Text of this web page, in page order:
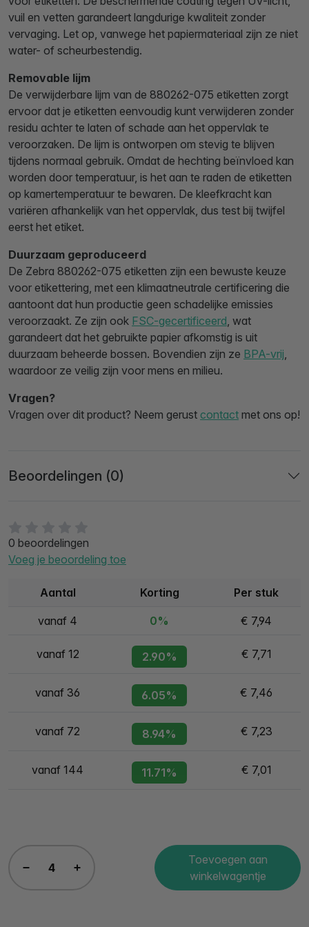
0 beoordelingen
Voeg je beoordeling toe
Aantal Korting Per stuk
vanaf 4 0% € 7,94
vanaf 12 2.90% € 7,71
vanaf 36 6.05% € 7,46
vanaf 72 8.94% € 7,23
vanaf 144 11.71% € 7,01
Toevoegen aan
winkelwagentje
vuil en vetten garandeert langdurige kwaliteit zonder
vervaging. Let op, vanwege het papiermateriaal zijn ze niet
water- of scheurbestendig.
Removable lijm
De verwijderbare lijm van de 880262-075 etiketten zorgt
ervoor dat je etiketten eenvoudig kunt verwijderen zonder
residu achter te laten of schade aan het oppervlak te
veroorzaken. De lijm is ontworpen om stevig te blijven
tijdens normaal gebruik. Omdat de hechting beïnvloed kan
worden door temperatuur, is het aan te raden de etiketten
op kamertemperatuur te bewaren. De kleefkracht kan
variëren afhankelijk van het oppervlak, dus test bij twijfel
eerst het etiket.
Duurzaam geproduceerd
De Zebra 880262-075 etiketten zijn een bewuste keuze
voor etikettering, met een klimaatneutrale certificering die
aantoont dat hun productie geen schadelijke emissies
veroorzaakt. Ze zijn ook FSC-gecertificeerd, wat
garandeert dat het gebruikte papier afkomstig is uit
duurzaam beheerde bossen. Bovendien zijn ze BPA-vrij,
waardoor ze veilig zijn voor mens en milieu.
Vragen?
Vragen over dit product? Neem gerust contact met ons op!
Beoordelingen (0)